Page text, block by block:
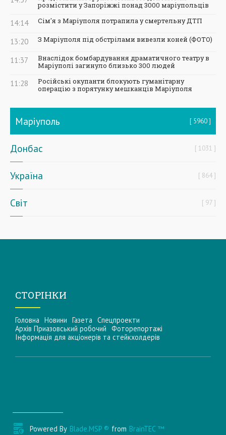
розмістити у Запоріжжі понад 3000 маріупольців
14:14 Сім'я з Маріуполя потрапила у смертельну ДТП
13:20 З Маріуполя під обстрілами вивезли коней (ФОТО)
11:37
Внаслідок бомбардування драматичного театру в
Маріуполі загинуло близько 300 людей
11:28
Російські окупанти блокують гуманітарну
операцію з порятунку мешканців Маріуполя
Маріуполь 5960
Донбас 1031
Україна 864
Світ 97
СТОРІНКИ
Головна Новини Газета Спецпроекти
Архів Приазовський робочий Фоторепортажі
Інформацiя для акцiонерiв та стейкхолдерiв
Powered By Blade.MSP ® from BrainTEC ™